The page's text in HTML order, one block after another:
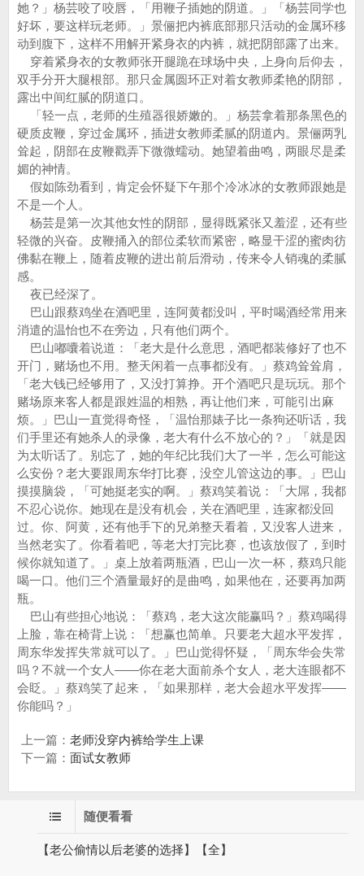
她？」杨芸咬了咬唇，「用鞭子插她的阴道。」「杨芸同学也
好坏，要这样玩老师。」景俪把内裤底部那只活动的金属环移
动到腹下，这样不用解开紧身衣的内裤，就把阴部露了出来。
穿着紧身衣的女教师张开腿跪在球场中央，上身向后仰去，
双手分开大腿根部。那只金属圆环正对着女教师柔艳的阴部，
露出中间红腻的阴道口。
「轻一点，老师的生殖器很娇嫩的。」杨芸拿着那条黑色的
硬质皮鞭，穿过金属环，插进女教师柔腻的阴道内。景俪两乳
耸起，阴部在皮鞭戳弄下微微蠕动。她望着曲鸣，两眼尽是柔
媚的神情。
假如陈劲看到，肯定会怀疑下午那个冷冰冰的女教师跟她是
不是一个人。
杨芸是第一次其他女性的阴部，显得既紧张又羞涩，还有些
轻微的兴奋。皮鞭捅入的部位柔软而紧密，略显干涩的蜜肉彷
佛黏在鞭上，随着皮鞭的进出前后滑动，传来令人销魂的柔腻
感。
夜已经深了。
巴山跟蔡鸡坐在酒吧里，连阿黄都没叫，平时喝酒经常用来
消遣的温怡也不在旁边，只有他们两个。
巴山嘟囔着说道：「老大是什么意思，酒吧都装修好了也不
开门，赌场也不用。整天闲着一点事都没有。」蔡鸡耸耸肩，
「老大钱已经够用了，又没打算挣。开个酒吧只是玩玩。那个
赌场原来客人都是跟姓温的相熟，再让他们来，可能引出麻
烦。」巴山一直觉得奇怪，「温怡那婊子比一条狗还听话，我
们手里还有她杀人的录像，老大有什么不放心的？」「就是因
为太听话了。别忘了，她的年纪比我们大了一半，怎么可能这
么安份？老大要跟周东华打比赛，没空儿管这边的事。」巴山
摸摸脑袋，「可她挺老实的啊。」蔡鸡笑着说：「大屌，我都
不忍心说你。她现在是没有机会，关在酒吧里，连家都没回
过。你、阿黄，还有他手下的兄弟整天看着，又没客人进来，
当然老实了。你看着吧，等老大打完比赛，也该放假了，到时
候你就知道了。」桌上放着两瓶酒，巴山一次一杯，蔡鸡只能
喝一口。他们三个酒量最好的是曲鸣，如果他在，还要再加两
瓶。
巴山有些担心地说：「蔡鸡，老大这次能赢吗？」蔡鸡喝得
上脸，靠在椅背上说：「想赢也简单。只要老大超水平发挥，
周东华发挥失常就可以了。」巴山觉得怀疑，「周东华会失常
吗？不就一个女人——你在老大面前杀个女人，老大连眼都不
会眨。」蔡鸡笑了起来，「如果那样，老大会超水平发挥——
你能吗？」
上一篇： 老师没穿内裤给学生上课
下一篇： 面试女教师
随便看看
【老公偷情以后老婆的选择】【全】